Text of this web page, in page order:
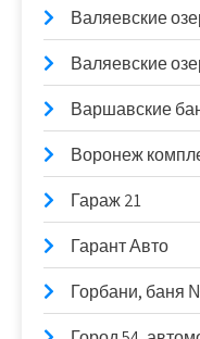
Валяевские
Валяевские
Варшавские
Воронеж
Гараж 21
Гарант Авто
Горбани, баня